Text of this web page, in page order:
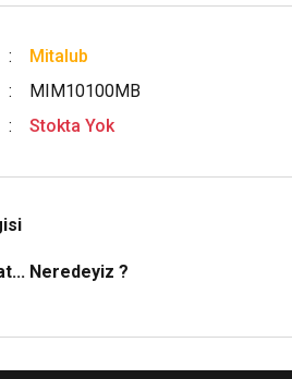
Mitalub
MIM10100MB
Stokta Yok
Neredeyiz ?